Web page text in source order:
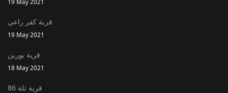
قرية كفر راعي
19 May 2021
قرية بورين
18 May 2021
قرية تلة 86